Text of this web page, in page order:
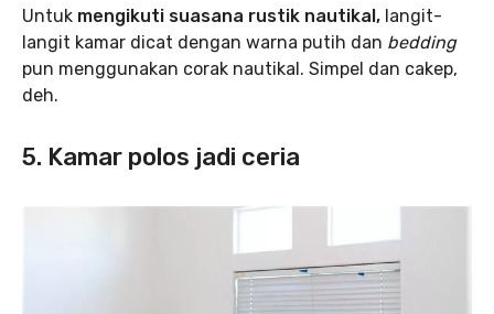
Untuk mengikuti suasana rustik nautikal, langit-
langit kamar dicat dengan warna putih dan bedding
pun menggunakan corak nautikal. Simpel dan cakep,
deh.
5. Kamar polos jadi ceria